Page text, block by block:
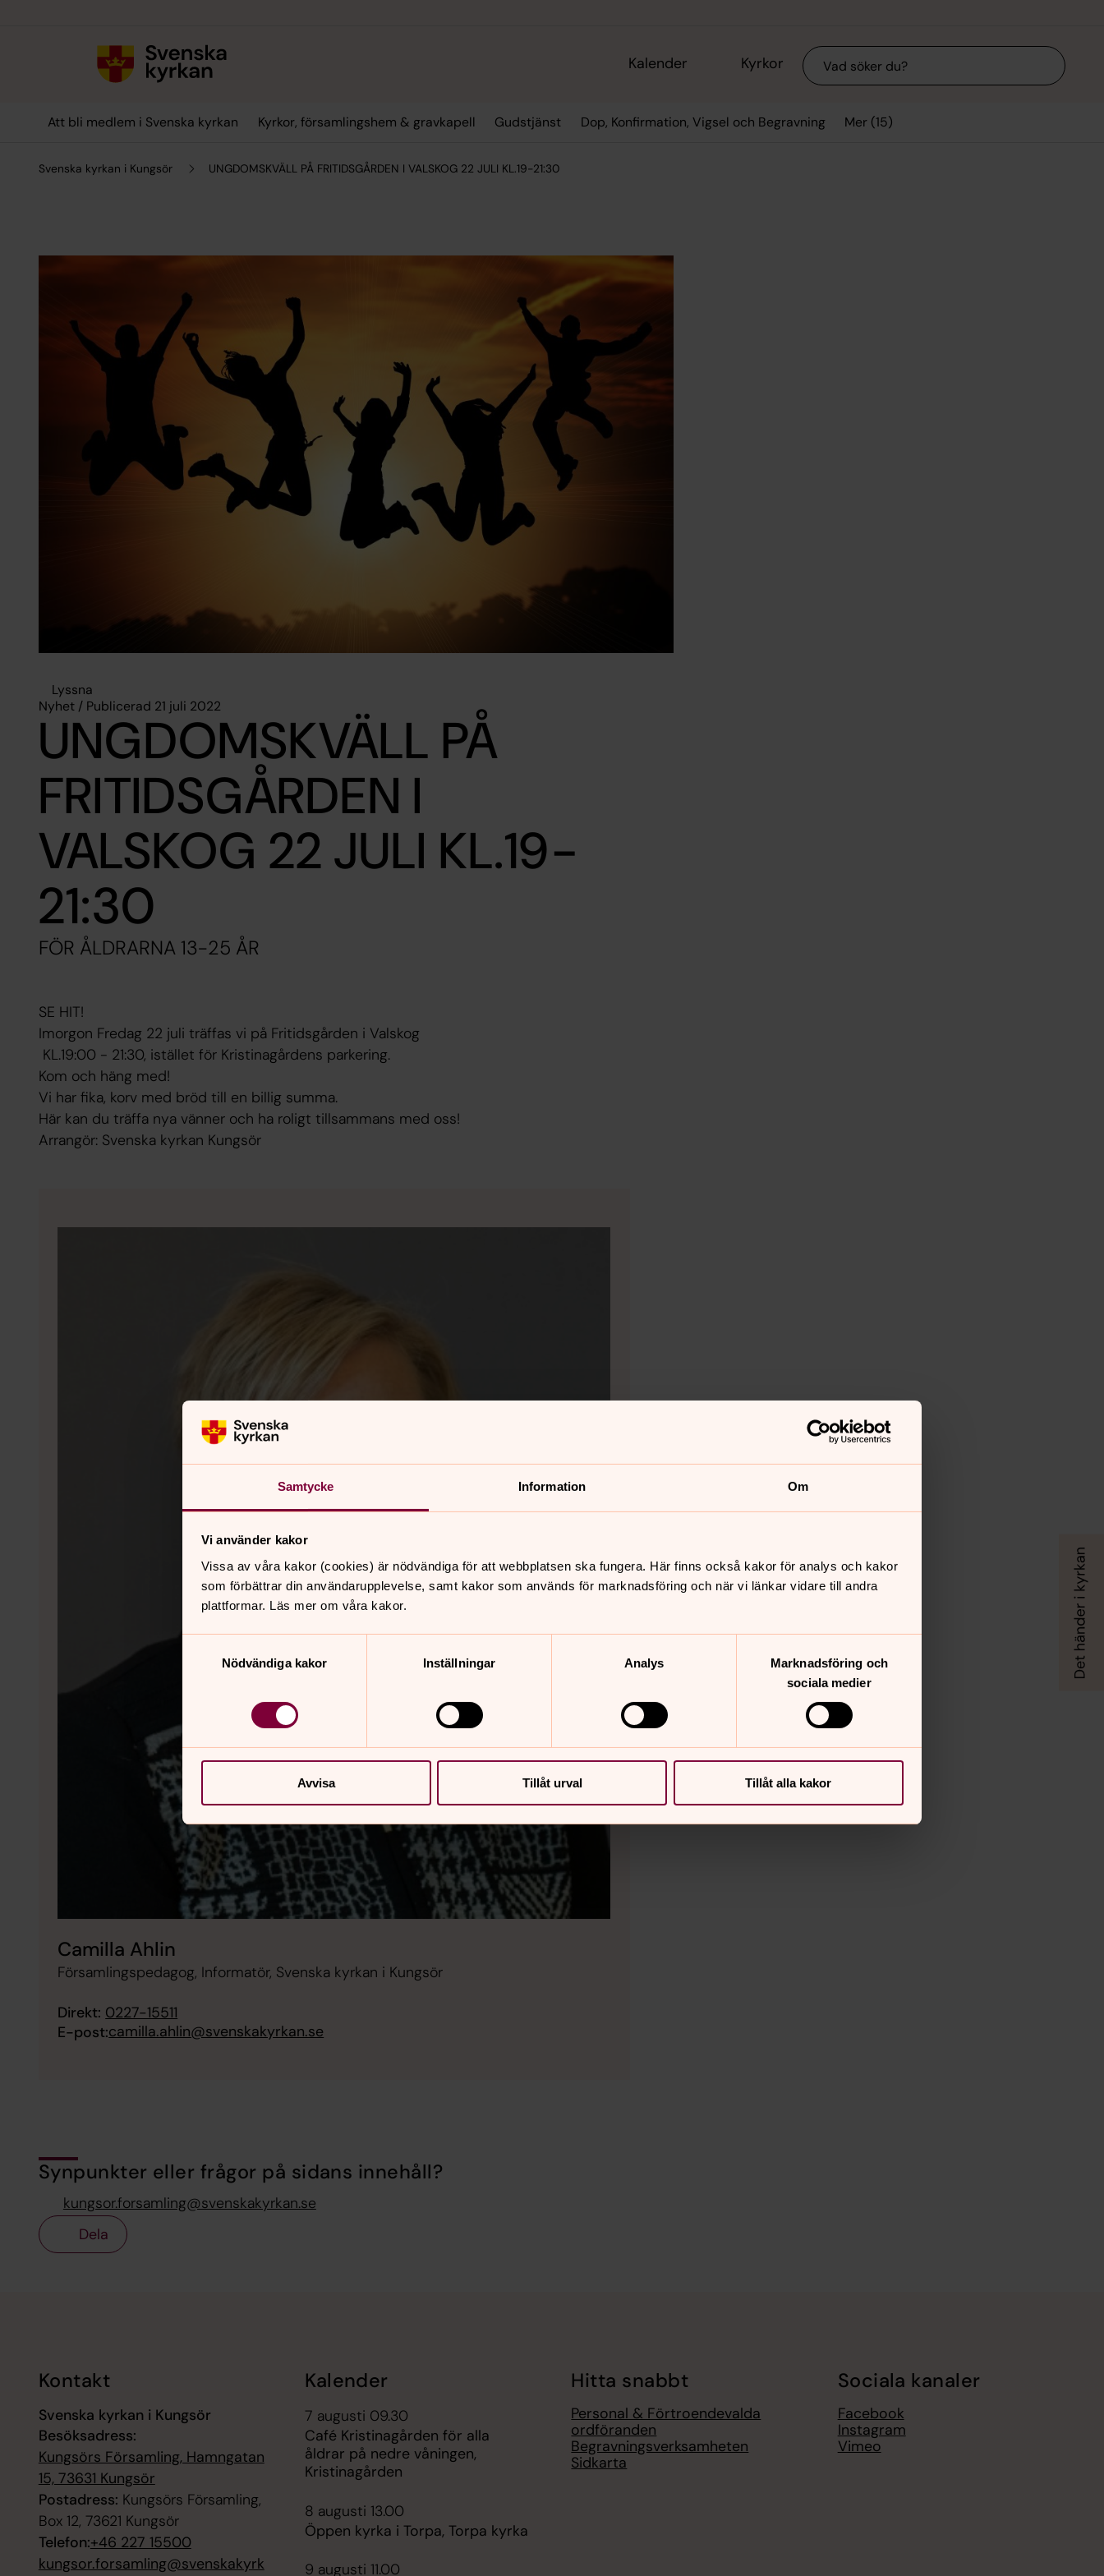
Samtycke Information Om
Vi använder kakor
Vissa av våra kakor (cookies) är nödvändiga för att webbplatsen ska fungera. Här finns också kakor för analys och kakor
som förbättrar din användarupplevelse, samt kakor som används för marknadsföring och när vi länkar vidare till andra
plattformar. Läs mer om våra kakor.
Nödvändiga kakor
Inställningar Analys
Marknadsföring och
sociala medier
Avvisa Tillåt urval Tillåt alla kakor
Kalender Kyrkor Sök
Att bli medlem i Svenska kyrkan Kyrkor, församlingshem & gravkapell Gudstjänst Dop, Konfirmation, Vigsel och Begravning Mer (15)
Svenska kyrkan i Kungsör UNGDOMSKVÄLL PÅ FRITIDSGÅRDEN I VALSKOG 22 JULI KL.19-21:30
Lyssna
Nyhet / Publicerad 21 juli 2022
UNGDOMSKVÄLL PÅ
FRITIDSGÅRDEN I
VALSKOG 22 JULI KL.19-
21:30
FÖR ÅLDRARNA 13-25 ÅR
SE HIT!
Imorgon Fredag 22 juli träffas vi på Fritidsgården i Valskog
KL.19:00 - 21:30, istället för Kristinagårdens parkering.
Kom och häng med!
Vi har fika, korv med bröd till en billig summa.
Här kan du träffa nya vänner och ha roligt tillsammans med oss!
Arrangör: Svenska kyrkan Kungsör
Camilla Ahlin
Församlingspedagog, Informatör, Svenska kyrkan i Kungsör
Direkt: 0227-15511
E-post:camilla.ahlin@svenskakyrkan.se
Synpunkter eller frågor på sidans innehåll?
kungsor.forsamling@svenskakyrkan.se
Dela
Kontakt
Svenska kyrkan i Kungsör
Besöksadress:
Kungsörs Församling, Hamngatan
15, 73631 Kungsör
Postadress: Kungsörs Församling,
Box 12, 73621 Kungsör
Telefon:+46 227 15500
kungsor.forsamling@svenskakyrk
Kalender
7 augusti 09.30
Café Kristinagården för alla
åldrar på nedre våningen,
Kristinagården
8 augusti 13.00
Öppen kyrka i Torpa, Torpa kyrka
9 augusti 11.00
Hitta snabbt
Personal & Förtroendevalda
ordföranden
Begravningsverksamheten
Sidkarta
Sociala kanaler
Facebook
Instagram
Vimeo